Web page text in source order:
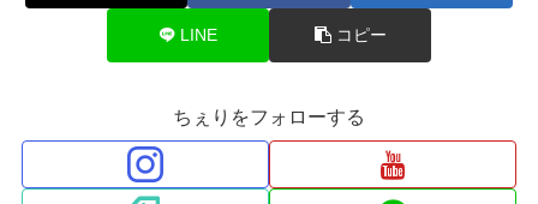
LINE コピー
ちぇりをフォローする